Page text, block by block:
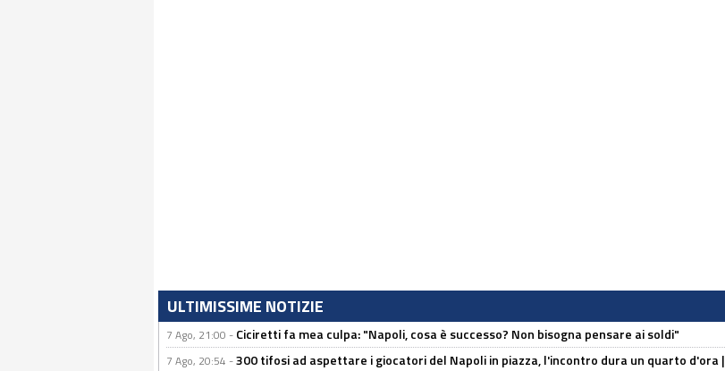
ULTIMISSIME NOTIZIE
7 Ago, 21:00 - Ciciretti fa mea culpa: "Napoli, cosa è successo? Non bisogna pensare ai soldi"
7 Ago, 20:54 -300 tifosi ad aspettare i giocatori del Napoli in piazza, l'incontro dura un quarto d'ora |